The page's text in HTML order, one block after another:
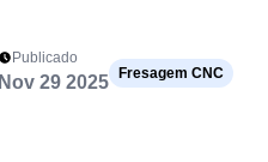
Publicado
Nov 29 2025 Fresagem CNC